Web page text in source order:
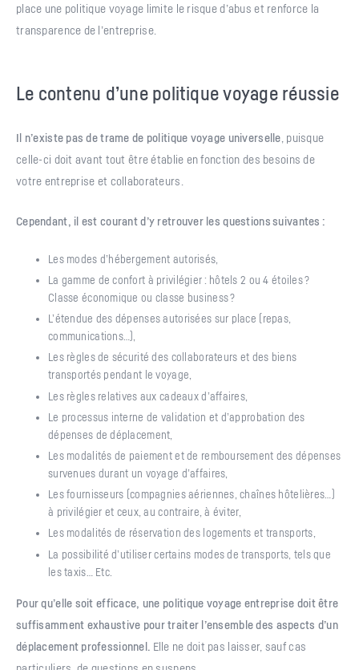
place une politique voyage limite le risque d’abus et renforce la
transparence de l’entreprise.
Le contenu d’une politique voyage réussie
Il n’existe pas de trame de politique voyage universelle , puisque
celle-ci doit avant tout être établie en fonction des besoins de
votre entreprise et collaborateurs.
Cependant, il est courant d’y retrouver les questions suivantes :
Les modes d’hébergement autorisés,
La gamme de confort à privilégier : hôtels 2 ou 4 étoiles ?
Classe économique ou classe business ?
L’étendue des dépenses autorisées sur place (repas,
communications…),
Les règles de sécurité des collaborateurs et des biens
transportés pendant le voyage,
Les règles relatives aux cadeaux d’affaires,
Le processus interne de validation et d’approbation des
dépenses de déplacement,
Les modalités de paiement et de remboursement des dépenses
survenues durant un voyage d’affaires,
Les fournisseurs (compagnies aériennes, chaînes hôtelières…)
à privilégier et ceux, au contraire, à éviter,
Les modalités de réservation des logements et transports,
La possibilité d’utiliser certains modes de transports, tels que
les taxis… Etc.
Pour qu’elle soit efficace, une politique voyage entreprise doit être
suffisamment exhaustive pour traiter l’ensemble des aspects d’un
déplacement professionnel. Elle ne doit pas laisser, sauf cas